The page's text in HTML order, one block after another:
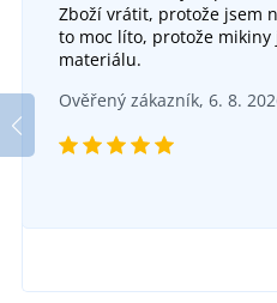
Lehká dámská
v pondělí
Pánská hybridní
1
Zboží vrátit, protože jsem
to moc líto, protože
materiálu.
Ověřený zákazník, 6. 8.